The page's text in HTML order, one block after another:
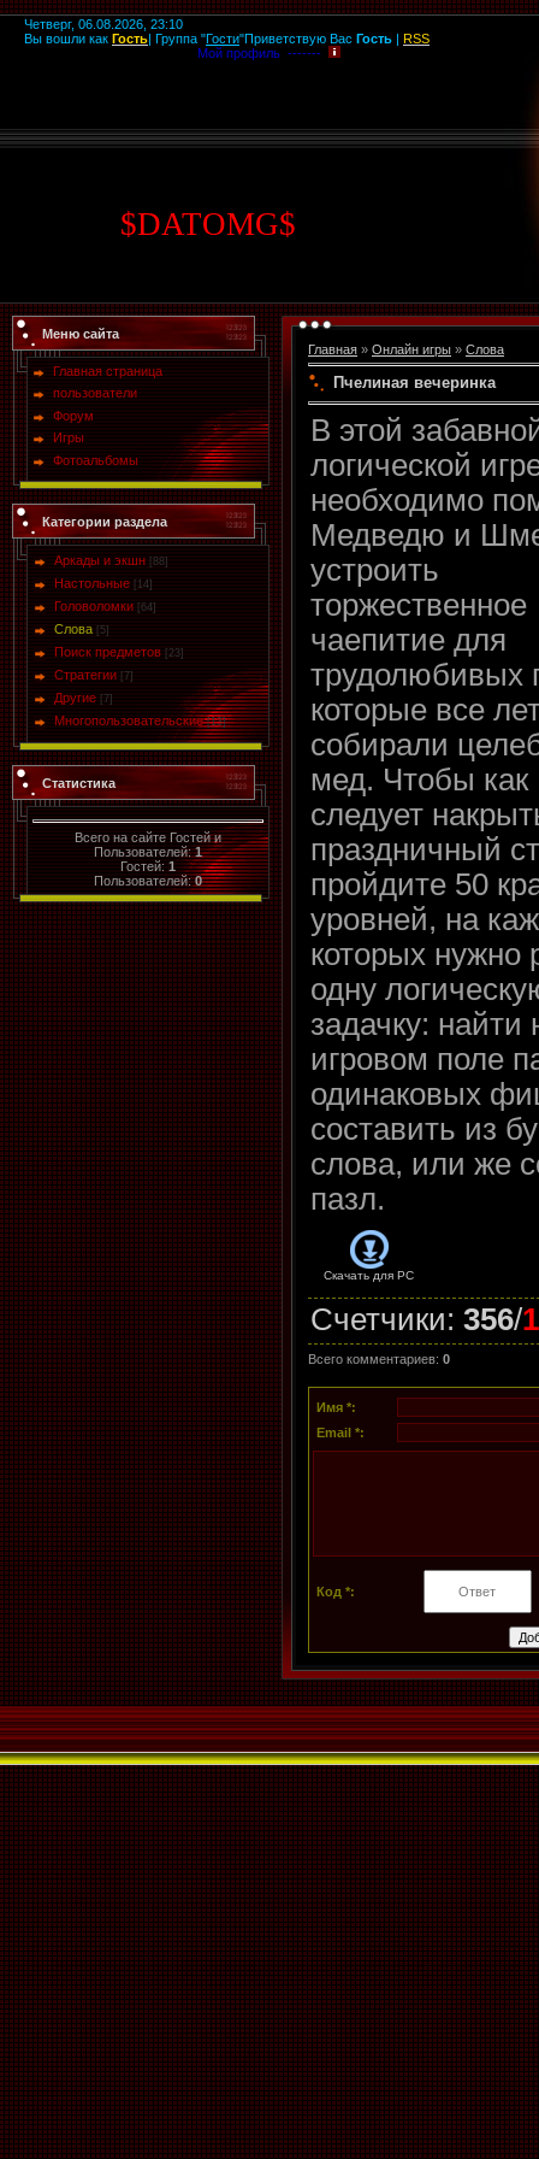
Четверг, 06.08.2026, 23:10
Вы вошли как Гость| Группа "Гости"Приветствую Вас Гость | RSS
Мой профиль -------
$DATOMG$
Меню сайта
Главная страница
пользователи
Форум
Игры
Фотоальбомы
Категории раздела
Аркады и экшн [88]
Настольные [14]
Головоломки [64]
Слова [5]
Поиск предметов [23]
Стратегии [7]
Другие [7]
Многопользовательские [13]
Статистика
Всего на сайте Гостей и
Пользователей:1
Гостей:1
Пользователей:0
Главная » Онлайн игры » Слова
Пчелиная вечеринка
В этой
логической
необходимо
Медведю и
устроить
торжественное
чаепитие для
трудолюбивых
которые все
собирали
мед. Чтобы как
следует
праздничный
пройдите 50
уровней, на
которых нужно
одну
задачку: найти
игровом поле
одинаковых
составить из
слова, или же
пазл.
Скачать для PC
Счетчики: 356/
Всего комментариев: 0
Имя *:
Email *:
Код *: